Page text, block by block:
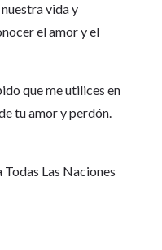
vida y
el amor y el
que me utilices en
tu amor y perdón.
Las Naciones